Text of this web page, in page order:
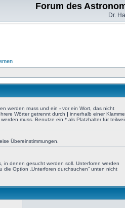
Forum des
Dr.
werden muss und ein - vor ein Wort, das nicht
Wörter getrennt durch | innerhalb einer
muss. Benutze ein * als Platzhalter für
Übereinstimmungen.
in denen gesucht werden soll. Unterforen werden
die Option „Unterforen durchsuchen“ unten nicht